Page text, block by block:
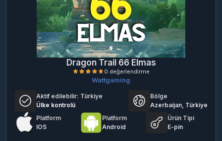
Dragon Trail 66 Elmas
Wattgaming
Aktif edilebilir: Türkiye
Ülke kontrolü
Bölge
Azerbaijan, Türkiye
Platform
IOS
Platform
Android
Ürün Tipi
E-pin